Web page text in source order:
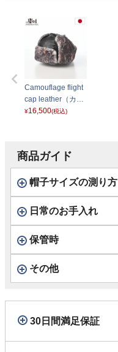
Camouflage flight
cap leather（カモ
フラージュ フライ
¥16,500(税込)
商品ガイド
帽子サイズの測り方
日常のお手入れ
保管時
その他
30日間満足保証